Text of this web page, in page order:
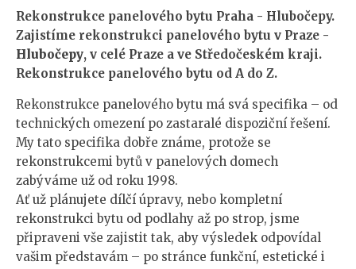
Rekonstrukce panelového bytu Praha - Hlubočepy.
Zajistíme rekonstrukci panelového bytu v Praze -
Hlubočepy, v celé Praze a ve Středočeském kraji.
Rekonstrukce panelového bytu od A do Z.
Rekonstrukce panelového bytu má svá specifika – od
technických omezení po zastaralé dispoziční řešení.
My tato specifika dobře známe, protože se
rekonstrukcemi bytů v panelových domech
zabýváme už od roku 1998.
Ať už plánujete dílčí úpravy, nebo kompletní
rekonstrukci bytu od podlahy až po strop, jsme
připraveni vše zajistit tak, aby výsledek odpovídal
vašim představám – po stránce funkční, estetické i